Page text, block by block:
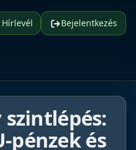
Hírlevél Bejelentkezés
pénzek és